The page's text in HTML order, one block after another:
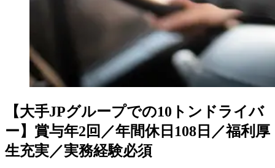
【大手JPグループでの10トンドライバ
ー】賞与年2回／年間休日108日／福利厚
生充実／実務経験必須